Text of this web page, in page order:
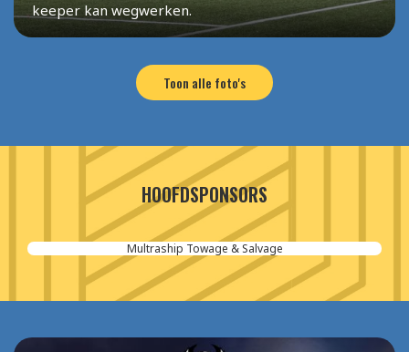
keeper kan wegwerken.
Toon alle foto's
HOOFDSPONSORS
Aannemersbedrijf van der Poel